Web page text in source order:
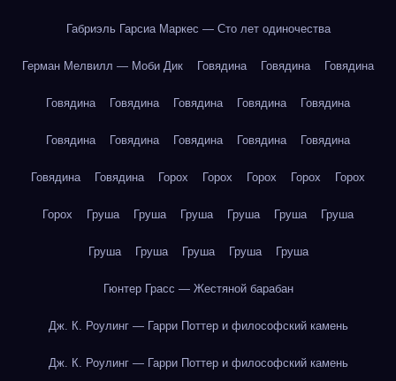
Габриэль Гарсиа Маркес — Сто лет одиночества
Герман Мелвилл — Моби Дик Говядина Говядина Говядина
Говядина Говядина Говядина Говядина Говядина
Говядина Говядина Говядина Говядина Говядина
Говядина Говядина Горох Горох Горох Горох Горох
Горох Груша Груша Груша Груша Груша Груша
Груша Груша Груша Груша Груша
Гюнтер Грасс — Жестяной барабан
Дж. К. Роулинг — Гарри Поттер и философский камень
Дж. К. Роулинг — Гарри Поттер и философский камень